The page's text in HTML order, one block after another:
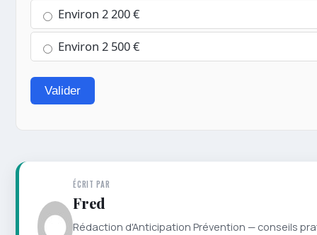
Environ 2 200 €
Environ 2 500 €
Valider
ÉCRIT PAR
Fred
Rédaction d'Anticipation Prévention — conseils